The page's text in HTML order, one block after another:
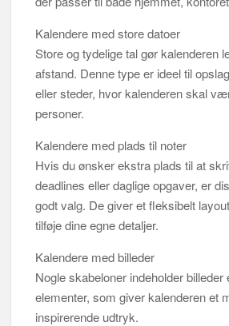
Kalendere med store datoer
Store og tydelige tal gør kalenderen
afstand. Denne type er ideel til
eller steder, hvor kalenderen skal
personer.
Kalendere med plads til noter
Hvis du ønsker ekstra plads til at
deadlines eller daglige opgaver, er
godt valg. De giver et fleksibelt
tilføje dine egne detaljer.
Kalendere med billeder
Nogle skabeloner indeholder
elementer, som giver kalenderen et
inspirerende udtryk.